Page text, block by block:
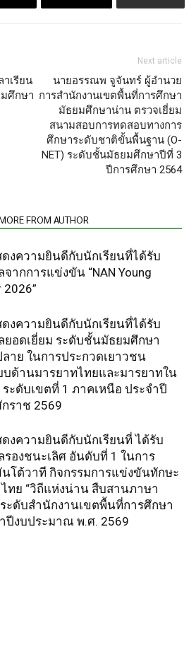
เรียน
ศึกษา
Next article
นายอรรณพ จูจันทร์ ผู้อำนวย
การสำนักงานเขตพื้นที่การศึกษา
มัธยมศึกษาน่าน ตรวจเยี่ยม
สนามสอบการทดสอบทางการ
ศึกษาระดับชาติขั้นพื้นฐาน (O-
NET) ระดับชั้นมัธยมศึกษาปีที่ 3
ปีการศึกษา 2564
FROM AUTHOR
งความยินดีกับนักเรียนที่ได้รับ
จากการแข่งขัน “NAN Young
2026”
งความยินดีกับนักเรียนที่ได้รับ
ยอดเยี่ยม ระดับชั้นมัธยมศึกษา
าย ในการประกวดเยาวชน
ด้านมารยาทไทยและมารยาทใน
ระดับเขตที่ 1 ภาคเหนือ ประจำปี
ราช 2569
งความยินดีกับนักเรียนที่ ได้รับ
รองชนะเลิศ อันดับที่ 1 ในการ
โต้วาที กิจกรรมการแข่งขันทักษะ
ทย “วิถีแห่งน่าน สืบสานภาษา
ระดับสำนักงานเขตพื้นที่การศึกษา
ปีงบประมาณ พ.ศ. 2569